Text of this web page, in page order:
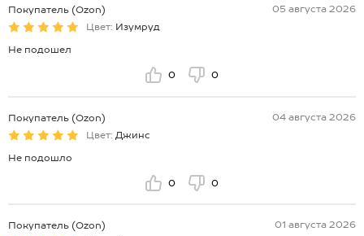
Покупатель (Ozon)
05 августа 2026
Цвет: Изумруд
Не подошел
0 0
Покупатель (Ozon)
04 августа 2026
Цвет: Джинс
Не подошло
0 0
Покупатель (Ozon)
01 августа 2026